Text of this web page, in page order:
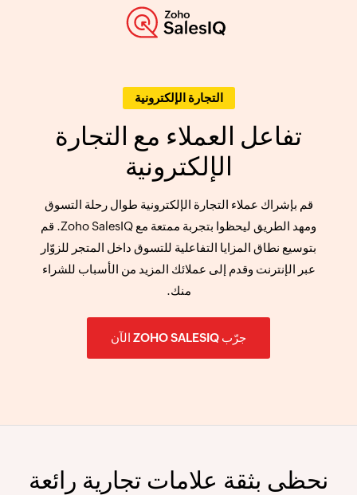
التجارة الإلكترونية
تفاعل العملاء مع التجارة
الإلكترونية
قم بإشراك عملاء التجارة الإلكترونية طوال رحلة التسوق
ومهد الطريق ليحظوا بتجربة ممتعة مع Zoho SalesIQ. قم
بتوسيع نطاق المزايا التفاعلية للتسوق داخل المتجر للزوّار
عبر الإنترنت وقدم إلى عملائك المزيد من الأسباب للشراء
منك.
جرّب ZOHO SALESIQ الآن
نحظى بثقة علامات تجارية رائعة